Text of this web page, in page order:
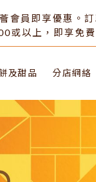
會員即享優惠。
或以上，即享免費
及甜品 分店網絡